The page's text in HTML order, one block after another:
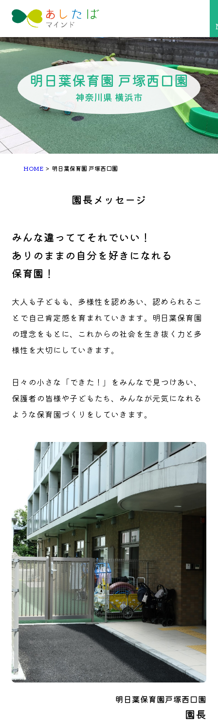
明日葉保育園 戸塚西口園
神奈川県 横浜市
HOME > 明日葉保育園 戸塚西口園
園長メッセージ
みんな違っててそれでいい！
ありのままの自分を好きになれる
保育園！
大人も子どもも、多様性を認めあい、認められるこ
とで自己肯定感を育まれていきます。明日葉保育園
の理念をもとに、これからの社会を生き抜く力と多
様性を大切にしていきます。
日々の小さな「できた！」をみんなで見つけあい、
保護者の皆様や子どもたち、みんなが元気になれる
ような保育園づくりをしていきます。
明日葉保育園戸塚西口園
園長